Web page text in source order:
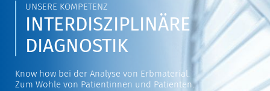
UNSERE KOMPETENZ
INTERDISZIPLINÄRE
DIAGNOSTIK
Know how bei der Analyse von Erbmaterial.
Zum Wohle von Patientinnen und Patienten.